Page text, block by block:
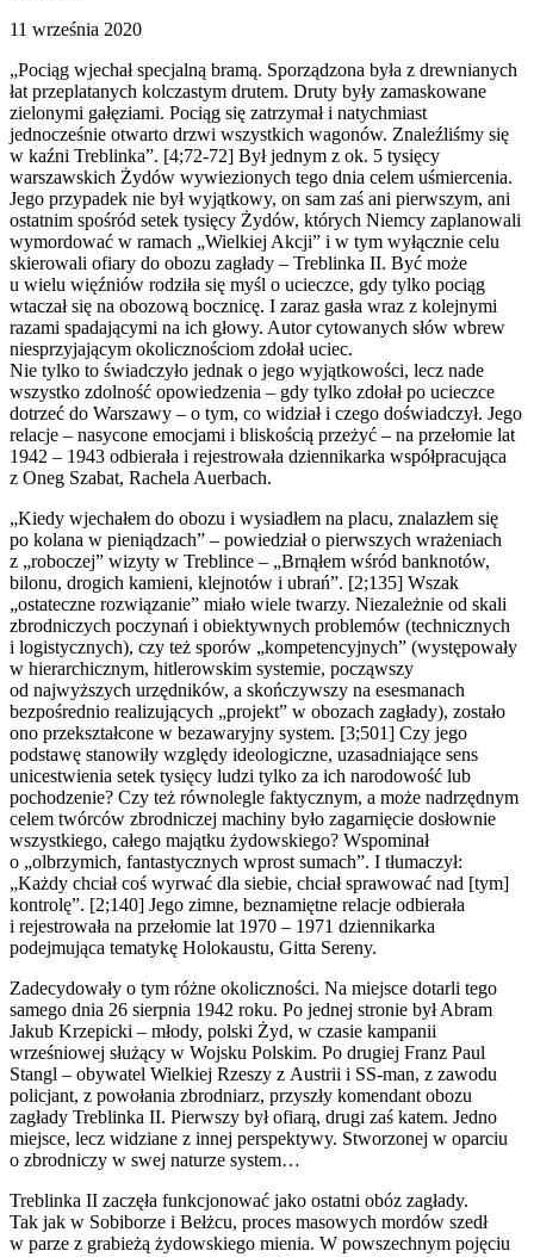
11 września 2020
„Pociąg wjechał specjalną bramą. Sporządzona była z drewnianych
łat przeplatanych kolczastym drutem. Druty były zamaskowane
zielonymi gałęziami. Pociąg się zatrzymał i natychmiast
jednocześnie otwarto drzwi wszystkich wagonów. Znaleźliśmy się
w kaźni Treblinka”. [4;72-72] Był jednym z ok. 5 tysięcy
warszawskich Żydów wywiezionych tego dnia celem uśmiercenia.
Jego przypadek nie był wyjątkowy, on sam zaś ani pierwszym, ani
ostatnim spośród setek tysięcy Żydów, których Niemcy zaplanowali
wymordować w ramach „Wielkiej Akcji” i w tym wyłącznie celu
skierowali ofiary do obozu zagłady – Treblinka II. Być może
u wielu więźniów rodziła się myśl o ucieczce, gdy tylko pociąg
wtaczał się na obozową bocznicę. I zaraz gasła wraz z kolejnymi
razami spadającymi na ich głowy. Autor cytowanych słów wbrew
niesprzyjającym okolicznościom zdołał uciec.
Nie tylko to świadczyło jednak o jego wyjątkowości, lecz nade
wszystko zdolność opowiedzenia – gdy tylko zdołał po ucieczce
dotrzeć do Warszawy – o tym, co widział i czego doświadczył. Jego
relacje – nasycone emocjami i bliskością przeżyć – na przełomie lat
1942 – 1943 odbierała i rejestrowała dziennikarka współpracująca
z Oneg Szabat, Rachela Auerbach.
„Kiedy wjechałem do obozu i wysiadłem na placu, znalazłem się
po kolana w pieniądzach” – powiedział o pierwszych wrażeniach
z „roboczej” wizyty w Treblince – „Brnąłem wśród banknotów,
bilonu, drogich kamieni, klejnotów i ubrań”. [2;135] Wszak
„ostateczne rozwiązanie” miało wiele twarzy. Niezależnie od skali
zbrodniczych poczynań i obiektywnych problemów (technicznych
i logistycznych), czy też sporów „kompetencyjnych” (występowały
w hierarchicznym, hitlerowskim systemie, począwszy
od najwyższych urzędników, a skończywszy na esesmanach
bezpośrednio realizujących „projekt” w obozach zagłady), zostało
ono przekształcone w bezawaryjny system. [3;501] Czy jego
podstawę stanowiły względy ideologiczne, uzasadniające sens
unicestwienia setek tysięcy ludzi tylko za ich narodowość lub
pochodzenie? Czy też równolegle faktycznym, a może nadrzędnym
celem twórców zbrodniczej machiny było zagarnięcie dosłownie
wszystkiego, całego majątku żydowskiego? Wspominał
o „olbrzymich, fantastycznych wprost sumach”. I tłumaczył:
„Każdy chciał coś wyrwać dla siebie, chciał sprawować nad [tym]
kontrolę”. [2;140] Jego zimne, beznamiętne relacje odbierała
i rejestrowała na przełomie lat 1970 – 1971 dziennikarka
podejmująca tematykę Holokaustu, Gitta Sereny.
Zadecydowały o tym różne okoliczności. Na miejsce dotarli tego
samego dnia 26 sierpnia 1942 roku. Po jednej stronie był Abram
Jakub Krzepicki – młody, polski Żyd, w czasie kampanii
wrześniowej służący w Wojsku Polskim. Po drugiej Franz Paul
Stangl – obywatel Wielkiej Rzeszy z Austrii i SS-man, z zawodu
policjant, z powołania zbrodniarz, przyszły komendant obozu
zagłady Treblinka II. Pierwszy był ofiarą, drugi zaś katem. Jedno
miejsce, lecz widziane z innej perspektywy. Stworzonej w oparciu
o zbrodniczy w swej naturze system…
Treblinka II zaczęła funkcjonować jako ostatni obóz zagłady.
Tak jak w Sobiborze i Bełżcu, proces masowych mordów szedł
w parze z grabieżą żydowskiego mienia. W powszechnym pojęciu